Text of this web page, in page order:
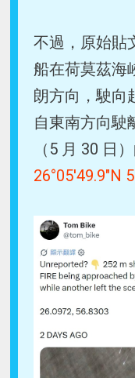
不過，原始貼
船在荷莫茲海
朗方向，駛向
自東南方向駛
（5 月 30 日
26°05'49.9"N